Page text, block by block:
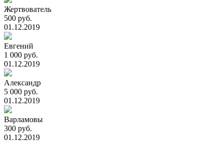
Жертвователь
500 руб.
01.12.2019
Евгений
1 000 руб.
01.12.2019
Александр
5 000 руб.
01.12.2019
Варламовы
300 руб.
01.12.2019